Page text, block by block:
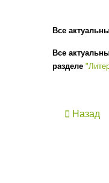
Все
Все
разделе
Назад